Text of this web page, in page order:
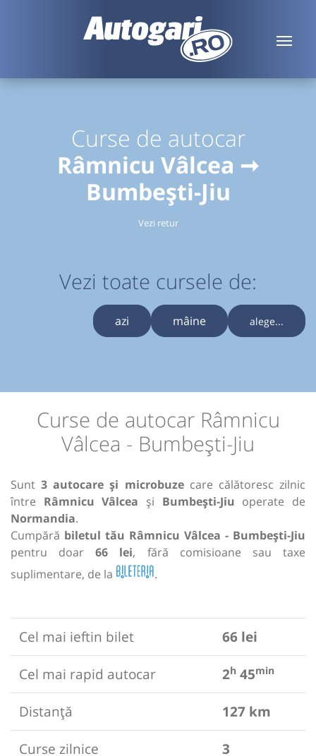
Curse de autocar
Râmnicu Vâlcea ➞
Bumbești-Jiu
Vezi retur
Vezi toate cursele de:
azi mâine alege...
Curse de autocar Râmnicu
Vâlcea - Bumbești-Jiu
Sunt3 autocare și microbuzecare călătoresc zilnic
între Râmnicu Vâlcea și Bumbești-Jiu operate de
Normandia.
Cumpără biletul tău Râmnicu Vâlcea - Bumbești-Jiu
pentru doar66 lei, fără comisioane sau taxe
suplimentare, de la
.
Cel mai ieftin bilet
66 lei
Cel mai rapid autocar
2h 45min
Distanță
127 km
Curse zilnice
3